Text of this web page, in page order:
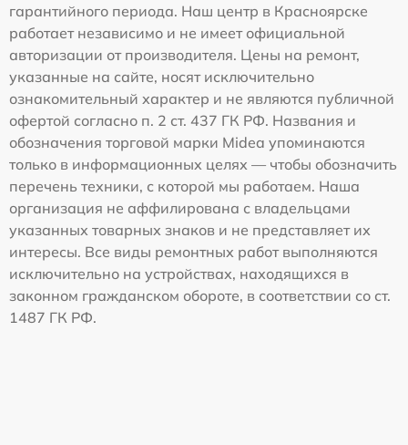
гарантийного периода. Наш центр в Красноярске
работает независимо и не имеет официальной
авторизации от производителя. Цены на ремонт,
указанные на сайте, носят исключительно
ознакомительный характер и не являются публичной
офертой согласно п. 2 ст. 437 ГК РФ. Названия и
обозначения торговой марки Midea упоминаются
только в информационных целях — чтобы обозначить
перечень техники, с которой мы работаем. Наша
организация не аффилирована с владельцами
указанных товарных знаков и не представляет их
интересы. Все виды ремонтных работ выполняются
исключительно на устройствах, находящихся в
законном гражданском обороте, в соответствии со ст.
1487 ГК РФ.